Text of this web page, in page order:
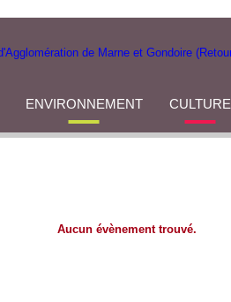
ENVIRONNEMENT CULTURE
Aucun évènement trouvé.